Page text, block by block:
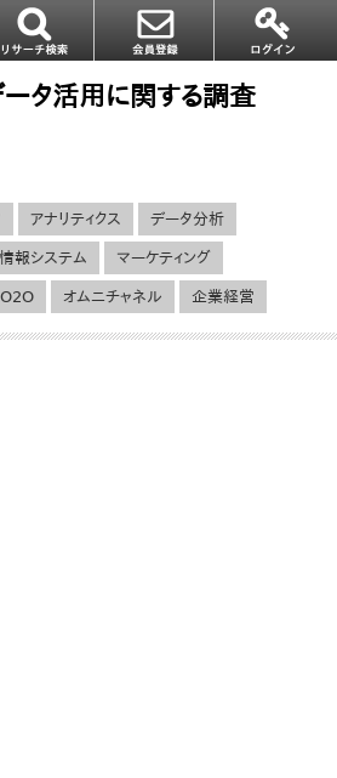
タ活用に関する調査
アナリティクス データ分析
情報システム マーケティング
O2O オムニチャネル 企業経営